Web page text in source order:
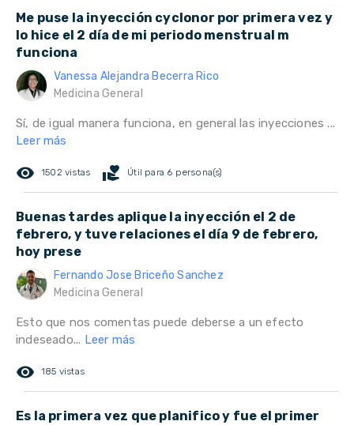
Me puse la inyección cyclonor por primera vez y
lo hice el 2 día de mi periodo menstrual m
funciona
Vanessa Alejandra Becerra Rico
Medicina General
Sí, de igual manera funciona, en general las inyecciones ...
Leer más
remove_red_eye 1502 vistas volunteer_activism Útil para 6 persona(s)
Buenas tardes aplique la inyección el 2 de
febrero, y tuve relaciones el día 9 de febrero,
hoy prese
Fernando Jose Briceño Sanchez
Medicina General
Esto que nos comentas puede deberse a un efecto
indeseado... Leer más
remove_red_eye 185 vistas
Es la primera vez que planifico y fue el primer